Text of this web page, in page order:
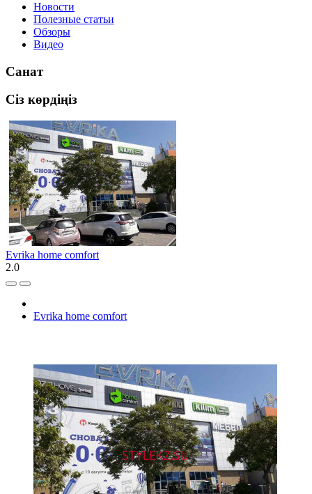
Новости
Полезные статьи
Обзоры
Видео
Санат
Сіз көрдіңіз
Evrika home comfort
2.0
Evrika home comfort